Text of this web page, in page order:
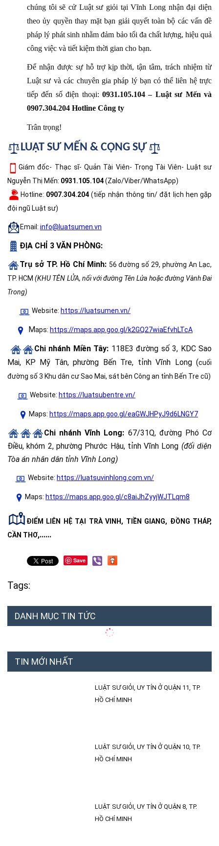
chúng tôi sẽ cử Luật sư giỏi tại Vĩnh Long nhận đại diện
theo ủy quyền thay mặt bạn giải quyết toàn bộ các vấn đề
pháp lý phát sinh nhằm đảm bảo tối đa chất lượng, hiệu quả
công việc và tiết kiệm thời gian cho bạn.
Để nhận được sự hỗ trợ kịp thời, tận tâm, trách nhiệm từ
Luật sư và các chuyên gia pháp lý bạn có thể liên hệ trực
tiếp đến số điện thoại: 0931.105.104 – Luật sư Mến và
0907.304.204 Hotline Công ty
Trân trọng!
LUẬT SƯ MẾN & CỘNG SỰ
Giám đốc- Thạc sĩ- Quản Tài Viên- Trọng Tài Viên- Luật sư
Nguyễn Thị Mến: 0931.105.104(Zalo/Viber/WhatsApp)
Hotline: 0907.304.204 (tiếp nhận thông tin/ đặt lịch hẹn gặp
đội ngũ Luật sư)
Email: info@luatsumen.vn
ĐỊA CHỈ 3 VĂN PHÒNG:
Trụ sở TP. Hồ Chí Minh: 56 đường số 29, phường An Lạc,
TP. HCM(KHU TÊN LỬA, nối với đường Tên Lửa hoặc đường Vành Đai
Trong)
Website: https://luatsumen.vn/
Maps: https://maps.app.goo.gl/k2GQ27wiaEfvhLTcA
Chi nhánh Miền Tây: 118E3 đường số 3, KDC Sao
Mai, KP Mỹ Tân, phường Bến Tre, tỉnh Vĩnh Long (cuối
đường số 3 Khu dân cư Sao Mai, sát bên Công an tỉnh Bến Tre cũ)
Website: https://luatsubentre.vn/
Maps: https://maps.app.goo.gl/eaGWJHPyJ9d6LNGY7
Chi nhánh Vĩnh Long: 67/31Q, đường Phó Cơ
Điều, khóm 2, phường Phước Hậu, tỉnh Vĩnh Long (đối diện
Tòa án nhân dân tỉnh Vĩnh Long)
Website: https://luatsuvinhlong.com.vn/
Maps: https://maps.app.goo.gl/c8aiJhZyyjWJTLqm8
ĐIỂM LIÊN HỆ TẠI TRÀ VINH, TIỀN GIANG, ĐỒNG THÁP,
CẦN THƠ,......
Save
Tags:
DANH MỤC TIN TỨC
TIN MỚI NHẤT
LUẬT SƯ GIỎI, UY TÍN Ở QUẬN 11, TP.
HỒ CHÍ MINH
LUẬT SƯ GIỎI, UY TÍN Ở QUẬN 10, TP.
HỒ CHÍ MINH
LUẬT SƯ GIỎI, UY TÍN Ở QUẬN 8, TP.
HỒ CHÍ MINH